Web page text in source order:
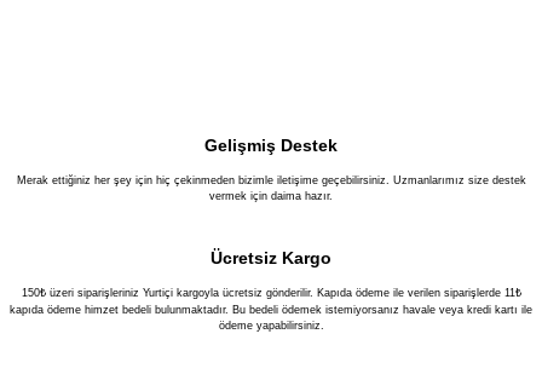
Gelişmiş Destek
Merak ettiğiniz her şey için hiç çekinmeden bizimle iletişime geçebilirsiniz. Uzmanlarımız size destek
vermek için daima hazır.
Ücretsiz Kargo
150₺ üzeri siparişleriniz Yurtiçi kargoyla ücretsiz gönderilir. Kapıda ödeme ile verilen siparişlerde 11₺
kapıda ödeme himzet bedeli bulunmaktadır. Bu bedeli ödemek istemiyorsanız havale veya kredi kartı ile
ödeme yapabilirsiniz.